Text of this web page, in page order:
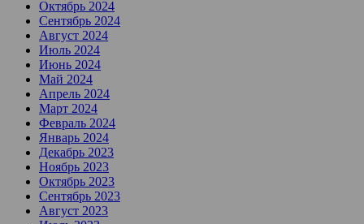
Октябрь 2024
Сентябрь 2024
Август 2024
Июль 2024
Июнь 2024
Май 2024
Апрель 2024
Март 2024
Февраль 2024
Январь 2024
Декабрь 2023
Ноябрь 2023
Октябрь 2023
Сентябрь 2023
Август 2023